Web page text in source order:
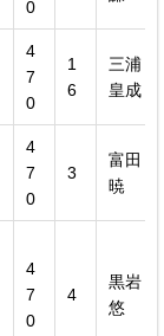
0
4
7
0
1
6
三浦
皇成
4
7
0
3
富田
暁
4
7
0
4
黒岩
悠